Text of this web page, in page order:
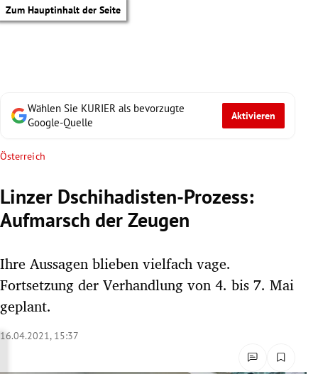
Zum Hauptinhalt der Seite
Untermenü
Untermenü
Wählen Sie KURIER als bevorzugte
Google-Quelle
Aktivieren
Österreich
Linzer Dschihadisten-Prozess:
Aufmarsch der Zeugen
Ihre Aussagen blieben vielfach vage.
Fortsetzung der Verhandlung von 4. bis 7. Mai
geplant.
16.04.2021, 15:37